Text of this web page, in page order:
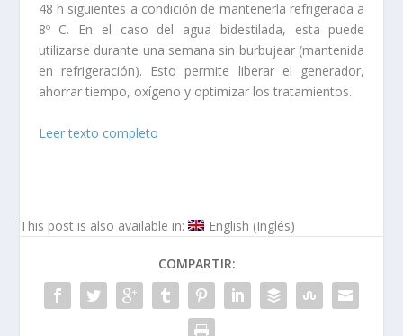
48 h siguientes a condición de mantenerla refrigerada a
8º C. En el caso del agua bidestilada, esta puede
utilizarse durante una semana sin burbujear (mantenida
en refrigeración). Esto permite liberar el generador,
ahorrar tiempo, oxígeno y optimizar los tratamientos.
Leer texto completo
This post is also available in: English (Inglés)
COMPARTIR: